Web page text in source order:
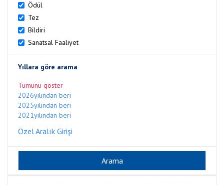
Ödül
Tez
Bildiri
Sanatsal Faaliyet
Yıllara göre arama
Tümünü göster
2026yılından beri
2025yılından beri
2021yılından beri
Özel Aralık Girişi